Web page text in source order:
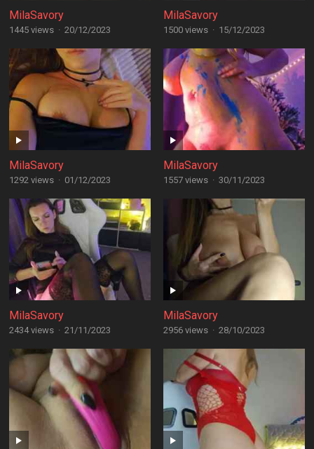
MilaSavory
1445 views · 20/12/2023
MilaSavory
1500 views · 15/12/2023
MilaSavory
1292 views · 01/12/2023
MilaSavory
1557 views · 30/11/2023
MilaSavory
2434 views · 21/11/2023
MilaSavory
2956 views · 28/10/2023